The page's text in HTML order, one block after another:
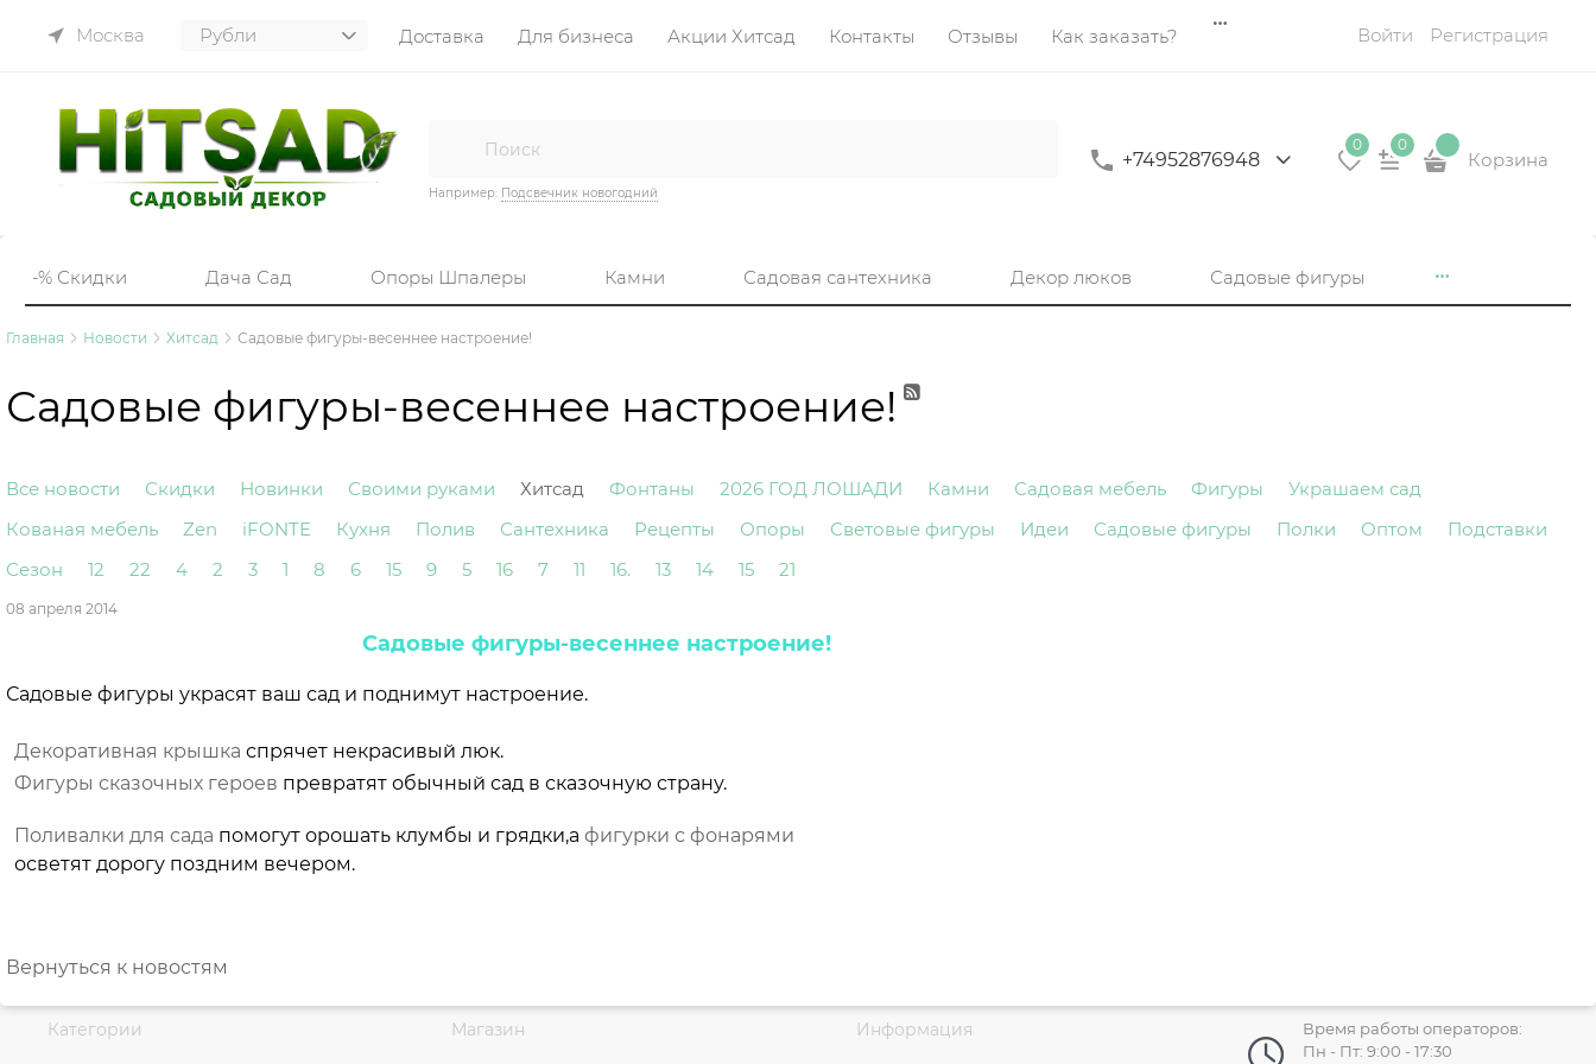
Москва Доставка Для бизнеса Акции Хитсад Контакты Отзывы Как заказать? Войти Регистрация
Например: Подсвечник новогодний
+74952876948
0 0
Корзина
-% Скидки Дача Сад Опоры Шпалеры Камни Садовая сантехника Декор люков Садовые фигуры
Главная Новости Хитсад Садовые фигуры-весеннее настроение!
Садовые фигуры-весеннее настроение!
Все новости Скидки Новинки Своими руками Хитсад Фонтаны 2026 ГОД ЛОШАДИ Камни Садовая мебель Фигуры
Украшаем сад
Кованая мебель
Zen iFONTE Кухня Полив Сантехника Рецепты Опоры Световые фигуры Идеи Садовые фигуры Полки Оптом
Подставки
Сезон
12 22 4 2 3 1 8 6 15 9 5 16 7 11 16. 13 14 15 21
08 апреля 2014
Садовые фигуры-весеннее настроение!
Садовые фигуры украсят ваш сад и поднимут настроение.
Декоративная крышка спрячет некрасивый люк.
Фигуры сказочных героев превратят обычный сад в сказочную страну.
Поливалки для сада помогут орошать клумбы и грядки,а фигурки с фонарями
осветят дорогу поздним вечером.
Вернуться к новостям
Категории Магазин Информация
Время работы операторов:
Пн - Пт: 9:00 - 17:30